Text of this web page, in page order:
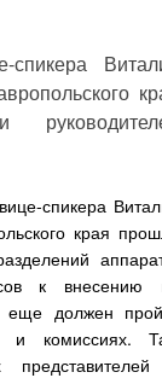
спикера
спикера
края
к внесению
еще должен
и комиссиях.